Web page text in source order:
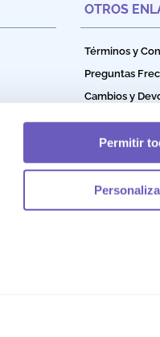
Permitir
OTROS
Términos y
Preguntas
Cambios y
Política de
Política de
Política de